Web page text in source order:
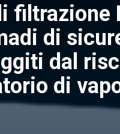
filtrazione
di
dal
di